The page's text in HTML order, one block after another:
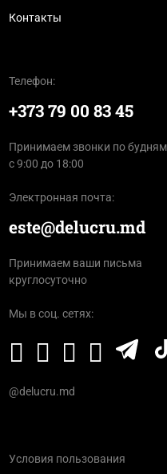
Контакты
Телефон:
+373 79 00 83 45
Принимаем звонки по будням
с 9:00 до 18:00
Электронная почта:
este@delucru.md
Принимаем ваши письма
круглосуточно
Мы в соц. сетях:
@delucru.md
Условия пользования